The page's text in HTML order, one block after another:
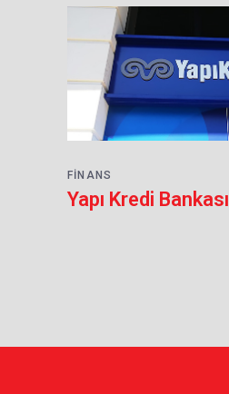
FINANS
Yapı Kredi Bankası